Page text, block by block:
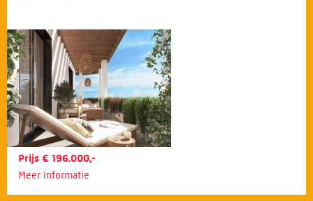
Prijs € 196.000,-
Meer informatie